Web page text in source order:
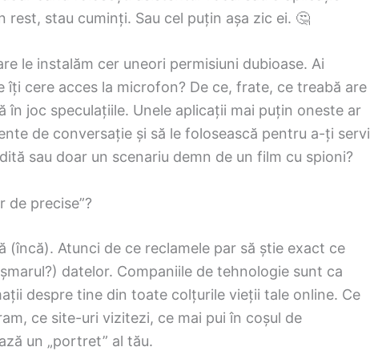
stau cuminți. Sau cel puțin așa zic ei. 🤔
le instalăm cer uneori permisiuni dubioase. Ai
cere acces la microfon? De ce, frate, ce treabă are
în joc speculațiile. Unele aplicații mai puțin oneste ar
de conversație și să le folosească pentru a-ți servi
sau doar un scenariu demn de un film cu spioni?
de precise”?
(încă). Atunci de ce reclamele par să știe exact ce
datelor. Companiile de tehnologie sunt ca
despre tine din toate colțurile vieții tale online. Ce
ce site-uri vizitezi, ce mai pui în coșul de
un „portret” al tău.